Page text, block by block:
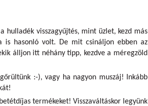
hulladék visszagyűjtés, mint üzlet, kezd más
is hasonló volt. De mit csináljon ebben az
álljon itt néhány tipp, kezdve a méregzöld
:-), vagy ha nagyon muszáj! Inkább
termékeket! Visszaváltáskor legyünk